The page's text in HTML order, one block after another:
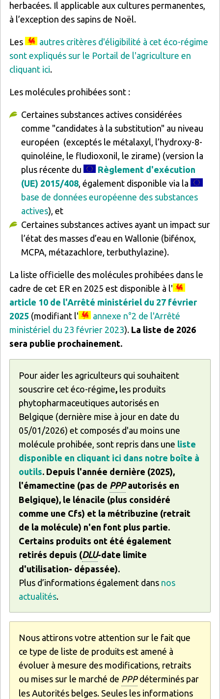
herbacées. Il applicable aux cultures permanentes,
à l’exception des sapins de Noël.
Les
autres critères d'éligibilité à cet éco-régime
sont expliqués sur le Portail de l'agriculture en
cliquant ici.
Les molécules prohibées sont :
Certaines substances actives considérées
comme "candidates à la substitution" au niveau
européen (exceptés le métalaxyl, l’hydroxy-8-
quinoléine, le fludioxonil, le zirame) (version la
plus récente du
Règlement d'exécution
(UE) 2015/408, également disponible via la
base de données européenne des substances
actives), et
Certaines substances actives ayant un impact sur
l’état des masses d’eau en Wallonie (bifénox,
MCPA, métazachlore, terbuthylazine).
La liste officielle des molécules prohibées dans le
cadre de cet ER en 2025 est disponible à l'
article 10 de l'Arrêté ministériel du 27 février
2025 (modifiant l'
annexe n°2 de l'Arrêté
ministériel du 23 février 2023). La liste de 2026
sera publie prochainement.
Pour aider les agriculteurs qui souhaitent
souscrire cet éco-régime, les produits
phytopharmaceutiques autorisés en
Belgique (dernière mise à jour en date du
05/01/2026) et composés d'au moins une
molécule prohibée, sont repris dans une liste
disponible en cliquant ici dans notre boîte à
outils. Depuis l'année dernière (2025),
l'émamectine (pas de PPPautorisés en
Belgique), le lénacile (plus considéré
comme une Cfs) et la métribuzine (retrait
de la molécule) n'en font plus partie.
Certains produits ont été également
retirés depuis (DLU-date limite
d'utilisation- dépassée).
Plus d’informations également dans nos
actualités.
Nous attirons votre attention sur le fait que
ce type de liste de produits est amené à
évoluer à mesure des modifications, retraits
ou mises sur le marché de PPPdéterminés par
les Autorités belges. Seules les informations